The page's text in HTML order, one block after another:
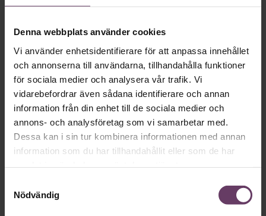
Denna webbplats använder cookies
Vi använder enhetsidentifierare för att anpassa innehållet
och annonserna till användarna, tillhandahålla funktioner
för sociala medier och analysera vår trafik. Vi
vidarebefordrar även sådana identifierare och annan
information från din enhet till de sociala medier och
annons- och analysföretag som vi samarbetar med.
Dessa kan i sin tur kombinera informationen med annan
information som du har tillhandahållit eller som de har
Nödvändig
text till korthugget vd-språk – utan
artighetsfraser, men gärna stavfel – vara
vägen för den som vill nå fram till
toppcheferna?
Kommunikation
Text:Fredrik Kullberg
Publicerad2026-08-07